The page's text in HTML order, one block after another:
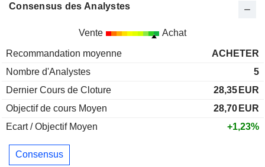
Consensus des Analystes
Vente Achat
Recommandation moyenne
ACHETER
Nombre d'Analystes
5
Dernier Cours de Cloture
28,35 EUR
Objectif de cours Moyen
28,70 EUR
Ecart / Objectif Moyen
+1,23%
Consensus